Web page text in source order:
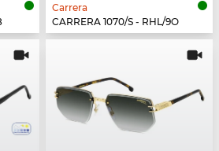
Carrera
CARRERA 1070/S - RHL/9O